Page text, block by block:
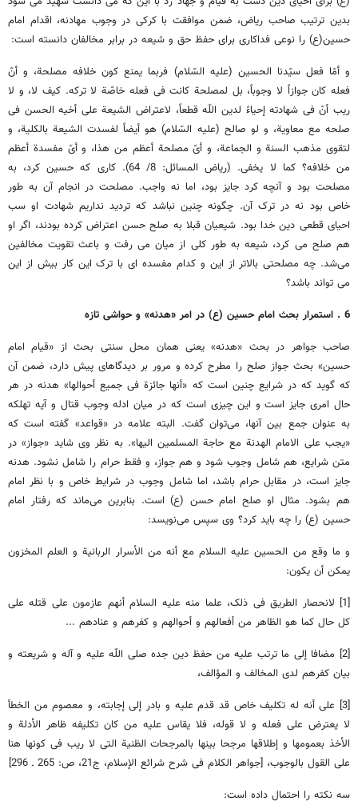
بدین ترتیب صاحب ریاض، ضمن موافقت با کرکی در وجوب مهادنه، اقدام امام
حسین(ع) را نوعی فداکاری برای حفظ حق و شیعه در برابر مخالفان دانسته است:
و أمّا فعل سیّدنا الحسین (علیه السّلام) فربما یمنع کون خلافه مصلحة، و أنّ
فعله کان جوازاً لا وجوباً، بل لمصلحة کانت فی فعله خاصّة لا ترکه. کیف لا، و لا
ریب أنّ فی شهادته إحیاءً لدین اللّه قطعاً، لاعتراض الشیعة علی أخیه الحسن فی
صلحه مع معاویة، و لو صالح (علیه السّلام) هو أیضاً لفسدت الشیعة بالکلیة، و
لتقوی مذهب السنة و الجماعة، و أیّ مصلحة أعظم من هذا، و أیّ مفسدة أعظم
من خلافه؟ کما لا یخفی. (ریاض المسائل: 8/ 64). کاری که حسین کرد، به
مصلحت بود و آنچه کرد جایز بود، اما نه واجب. مصلحت در انجام آن به طور
خاص بود نه در ترک آن. چگونه چنین نباشد که تردید نداریم شهادت او سب
احیای قطعی دین خدا بود. شیعیان قبلا به صلح حسن اعتراض کرده بودند، اگر او
هم صلح می کرد، شیعه به طور کلی از میان می رفت و باعث تقویت مخالفین
می‌شد. چه مصلحتی بالاتر از این و کدام مفسده ای با ترک این کار بیش از این
می تواند باشد؟
6 . استمرار بحث امام حسین (ع) در امر «هدنه»‌ و حواشی تازه
صاحب جواهر در بحث «هدنه»‌ یعنی همان محل سنتی بحث از «قیام امام
حسین» بحث جواز صلح را مطرح کرده و مرور بر دیدگاهای پیش دارد، ضمن آن
که گوید که در شرایع چنین است که «أنها جائزة فی جمیع أحوالها» هدنه در هر
حال امری جایز است و این چیزی است که در میان ادله وجوب قتال و آیه تهلکه
به عنوان جمع بین آنها، می‌توان گفت. البته علامه در «قواعد» گفته است که
«یجب علی الامام الهدنة مع حاجة المسلمین الیها». به نظر وی شاید «جواز»‌ در
متن شرایع، هم شامل وجوب شود و هم جواز، و فقط حرام را شامل نشود. هدنه
جایز است، در مقابل حرام باشد، اما شامل وجوب در شرایط خاص و با نظر امام
هم بشود. مثال او صلح امام حسن (ع) است. بنابرین می‌ماند که رفتار امام
حسین (ع) را چه باید کرد؟ وی سپس می‌نویسد:
و ما وقع من الحسین علیه السلام مع أنه من الأسرار الربانیة و العلم المخزون
یمکن أن یکون:
[1] لانحصار الطریق فی ذلک، علما منه علیه السلام أنهم عازمون علی قتله علی
کل حال کما هو الظاهر من أفعالهم و أحوالهم و کفرهم و عنادهم ...
[2] مضافا إلی ما ترتب علیه‌ من حفظ دین جده صلی اللّه علیه و آله و شریعته و
بیان کفرهم لدی المخالف و المؤالف،
[3] علی أنه له تکلیف خاص قد قدم علیه و بادر إلی إجابته، و معصوم من الخطأ
لا یعترض علی فعله و لا قوله، فلا یقاس علیه من کان تکلیفه ظاهر الأدلة و
الأخذ بعمومها و إطلاقها مرجحا بینها بالمرجحات الظنیة التی لا ریب فی کونها هنا
علی القول بالوجوب، [جواهر الکلام فی شرح شرائع الإسلام، ج‌21، ص: 265 ـ 296‌]
سه نکته را احتمال داده است: